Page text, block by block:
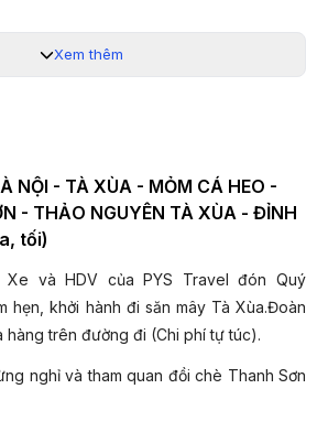
nhất.
trong Tour Tà Xùa
PYS Travel:
cảnh Tà Xùa chìm trong bốn bề mây
đẹp tựa chốn bồng lai tiên cảnh,
nào quên.
khủng long tại Háng Đồng, với địa
đầy thách thức.
Xem thêm
NỘI - TÀ XÙA - MỎM CÁ HEO -
- THẢO NGUYÊN TÀ XÙA - ĐỈNH
tối)
Xe và HDV của PYS Travel đón Quý
hẹn, khởi hành đi săn mây Tà Xùa.Đoàn
hàng trên đường đi (Chi phí tự túc).
nghỉ và tham quan đồi chè Thanh Sơn